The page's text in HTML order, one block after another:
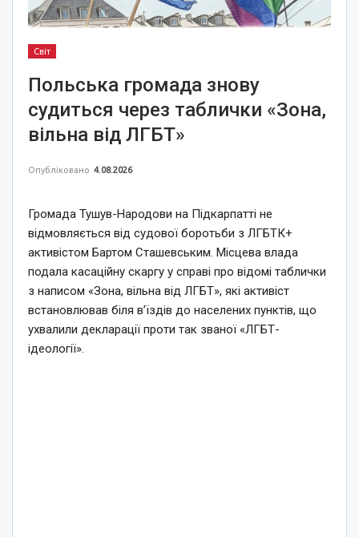
Світ
Польська громада знову
судиться через таблички «Зона,
вільна від ЛГБТ»
Опубліковано 4.08.2026
Громада Тушув-Народови на Підкарпатті не
відмовляється від судової боротьби з ЛГБТК+
активістом Бартом Сташевським. Місцева влада
подала касаційну скаргу у справі про відомі таблички
з написом «Зона, вільна від ЛГБТ», які активіст
встановлював біля в’їздів до населених пунктів, що
ухвалили декларації проти так званої «ЛГБТ-
ідеології».